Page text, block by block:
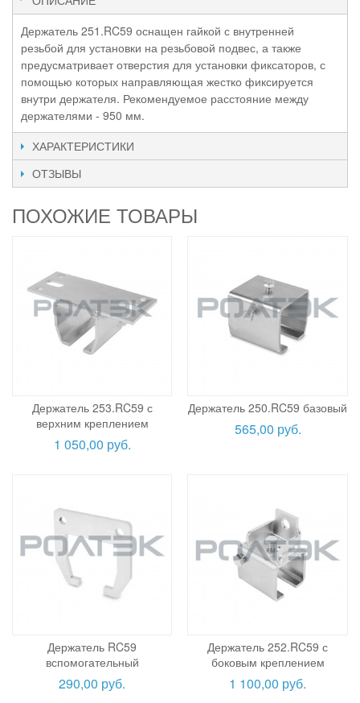
Держатель 251.RC59 оснащен гайкой с внутренней
резьбой для установки на резьбовой подвес, а также
предусматривает отверстия для установки фиксаторов, с
помощью которых направляющая жестко фиксируется
внутри держателя. Рекомендуемое расстояние между
держателями - 950 мм.
ХАРАКТЕРИСТИКИ
ОТЗЫВЫ
ПОХОЖИЕ ТОВАРЫ
Держатель 253.RC59 с
верхним креплением
1 050,00 руб.
Держатель 250.RC59 базовый
565,00 руб.
Держатель RC59
вспомогательный
290,00 руб.
Держатель 252.RC59 с
боковым креплением
1 100,00 руб.